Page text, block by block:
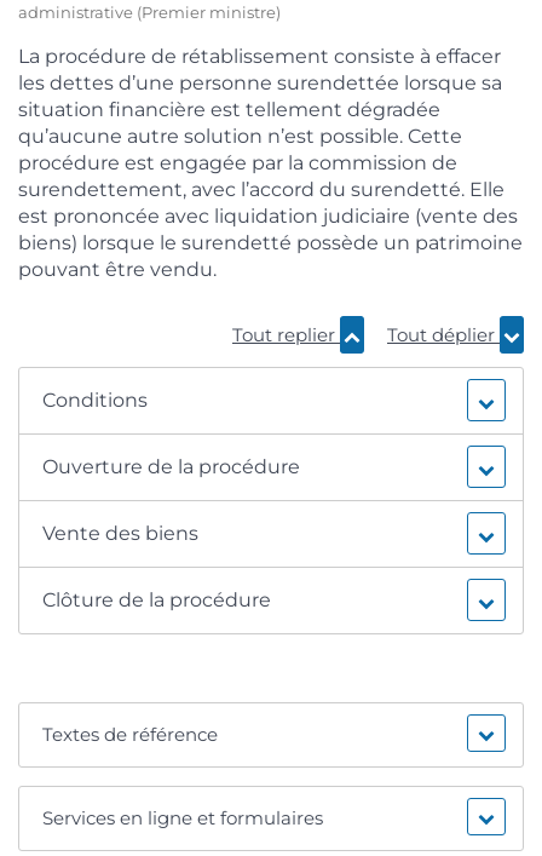
administrative (Premier ministre)
La procédure de rétablissement consiste à effacer
les dettes d’une personne surendettée lorsque sa
situation financière est tellement dégradée
qu’aucune autre solution n’est possible. Cette
procédure est engagée par la commission de
surendettement, avec l’accord du surendetté. Elle
est prononcée avec liquidation judiciaire (vente des
biens) lorsque le surendetté possède un patrimoine
pouvant être vendu.
Tout replier Tout déplier
Conditions
Ouverture de la procédure
Vente des biens
Clôture de la procédure
Textes de référence
Services en ligne et formulaires